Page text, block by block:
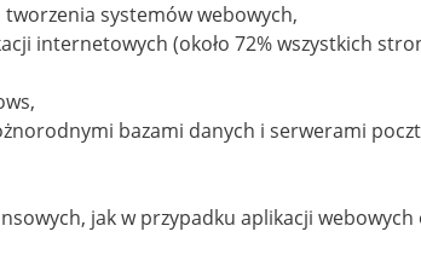
systemów webowych,
internetowych (około 72% wszystkich
bazami danych i serwerami
jak w przypadku aplikacji